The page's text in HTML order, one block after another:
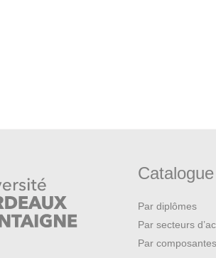
Catalogue
Par diplômes
Par secteurs
Par composantes